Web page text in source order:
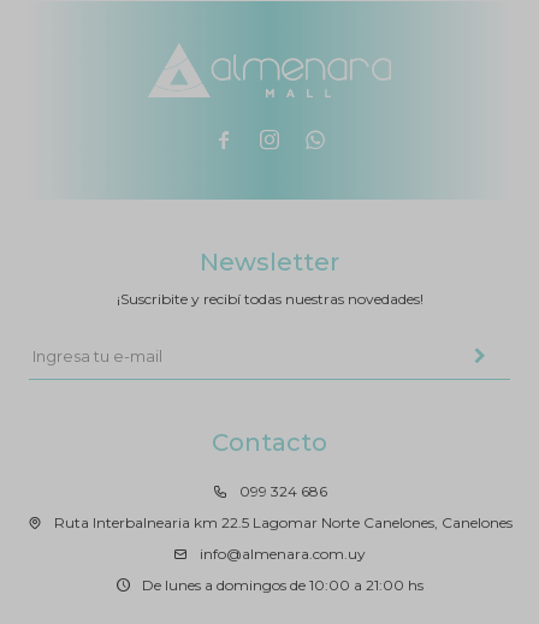
  
Contacto
099 324 686
Ruta Interbalnearia km 22.5 Lagomar Norte Canelones, Canelones
info@almenara.com.uy
De lunes a domingos de 10:00 a 21:00 hs
Newsletter
¡Suscribite y recibí todas nuestras novedades!